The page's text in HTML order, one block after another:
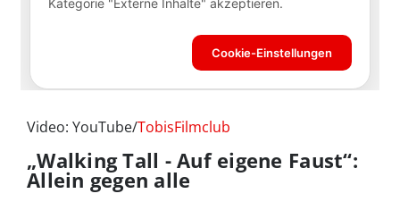
Video: YouTube/TobisFilmclub
„Walking Tall - Auf eigene Faust“:
Allein gegen alle